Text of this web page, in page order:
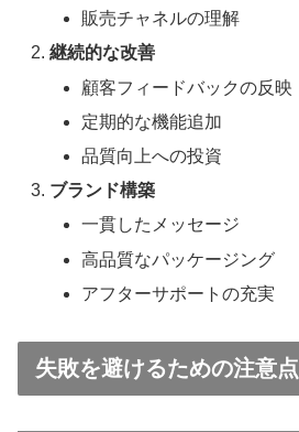
販売チャネルの理解
継続的な改善
顧客フィードバックの反映
定期的な機能追加
品質向上への投資
ブランド構築
一貫したメッセージ
高品質なパッケージング
アフターサポートの充実
失敗を避けるための注意点